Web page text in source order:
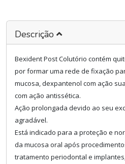
Descrição
Bexident Post Colutório contém
por formar uma rede de fixação
mucosa, dexpantenol com ação
com ação antissética.
Ação prolongada devido ao seu
agradável.
Está indicado para a proteção e
da mucosa oral após
tratamento periodontal e